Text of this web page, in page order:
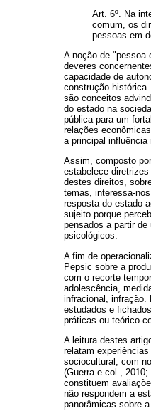
Art. 6º. Na
comum, os
pessoas em
A noção de "pessoa
deveres
capacidade de
construção
são conceitos
do estado na
pública para um
relações
a principal
Assim, composto
estabelece
destes direitos,
temas, interessa-
resposta do estado
sujeito porque
pensados a partir
psicológicos.
A fim de
Pepsic sobre a
com o recorte
adolescência,
infracional, infração.
estudados e
práticas ou teórico-
A leitura destes
relatam
sociocultural, com
(Guerra e col.,
constituem
não respondem a
panorâmicas sobre